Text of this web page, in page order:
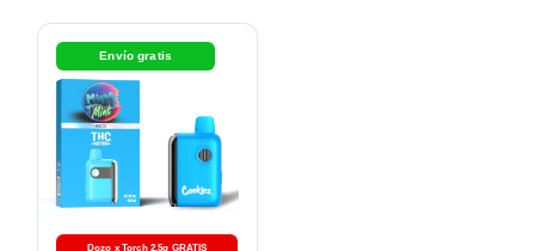
Envío gratis
Dozo x Torch 2.5g GRATIS